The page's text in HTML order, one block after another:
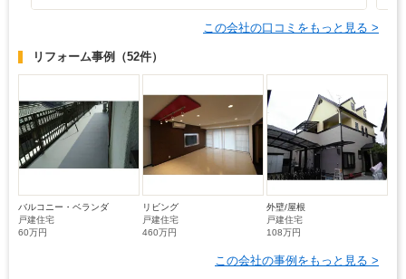
この会社の口コミをもっと見る >
リフォーム事例 （52件）
バルコニー・ベランダ
戸建住宅
60万円
リビング
戸建住宅
460万円
外壁/屋根
戸建住宅
108万円
この会社の事例をもっと見る >